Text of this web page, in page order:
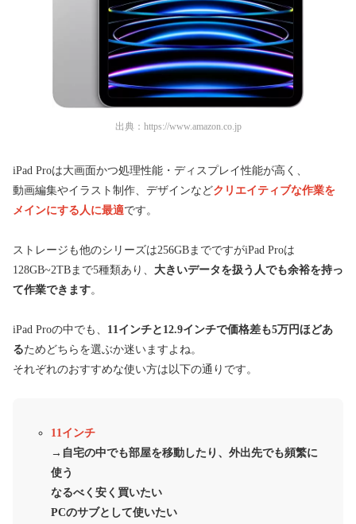
出典： https://www.amazon.co.jp
iPad Proは大画面かつ処理性能・ディスプレイ性能が高く、
動画編集やイラスト制作、デザインなどクリエイティブな作業を
メインにする人に最適です。
ストレージも他のシリーズは256GBまでですがiPad Proは
128GB~2TBまで5種類あり、 大きいデータを扱う人でも余裕を持っ
て作業できます。
iPad Proの中でも、 11インチと12.9インチで価格差も5万円ほどあ
るためどちらを選ぶか迷いますよね。
それぞれのおすすめな使い方は以下の通りです。
11インチ
→自宅の中でも部屋を移動したり、外出先でも頻繁に
使う
なるべく安く買いたい
PCのサブとして使いたい